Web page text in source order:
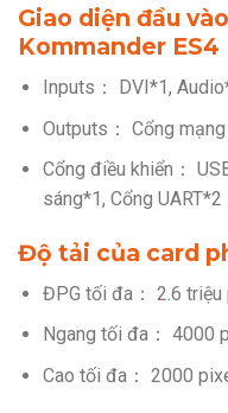
Giao diện đầu
Kommander ES4
Inputs： DVI*1,
Outputs： Cổng
Cổng điều khiển：
sáng*1, Cổng UART*2
Độ tải của card
ĐPG tối đa： 2.6 triệu
Ngang tối đa： 4000
Cao tối đa： 2000